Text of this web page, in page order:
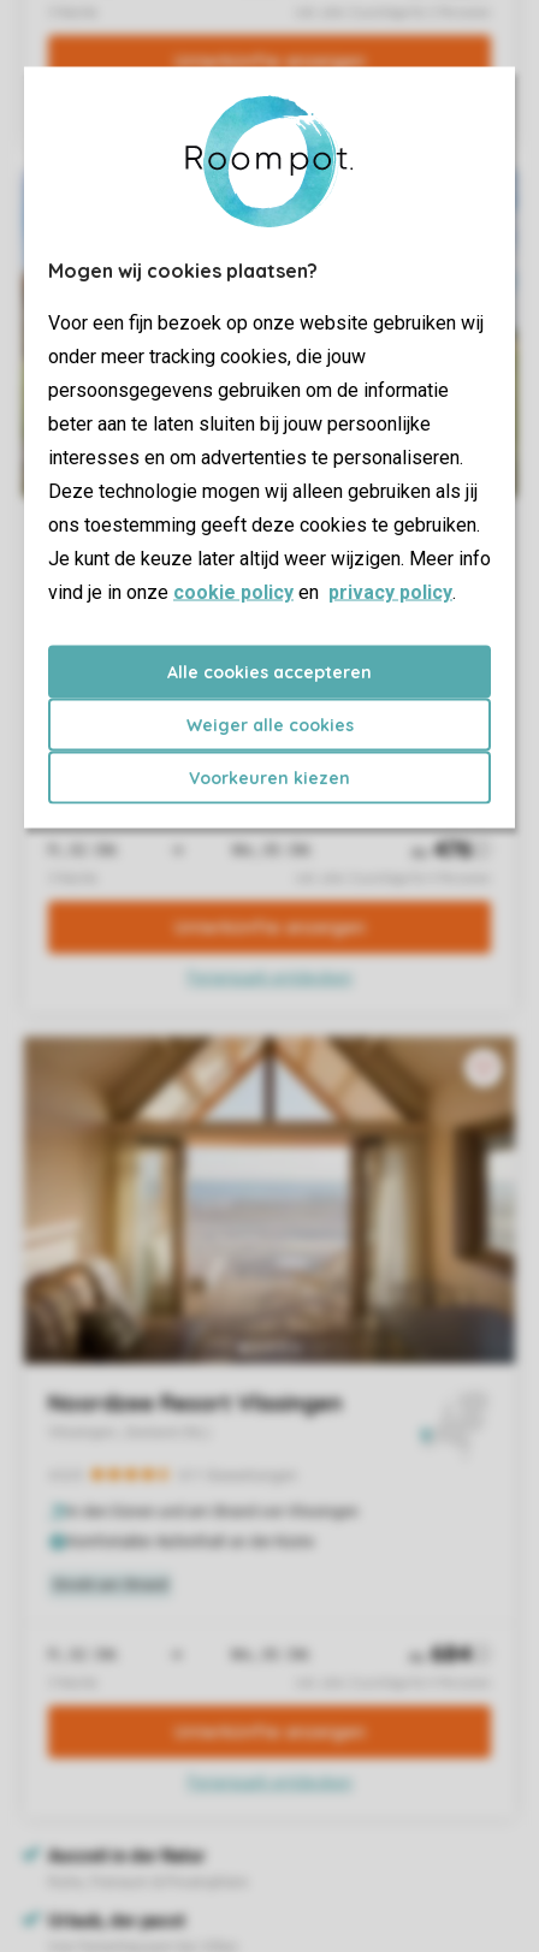
Mogen wij cookies plaatsen?
Voor een fijn bezoek op onze website gebruiken wij
onder meer tracking cookies, die jouw
persoonsgegevens gebruiken om de informatie
beter aan te laten sluiten bij jouw persoonlijke
interesses en om advertenties te personaliseren.
Deze technologie mogen wij alleen gebruiken als jij
ons toestemming geeft deze cookies te gebruiken.
Je kunt de keuze later altijd weer wijzigen. Meer info
vind je in onze cookie policy en privacy policy.
Alle cookies accepteren
Weiger alle cookies
Voorkeuren kiezen